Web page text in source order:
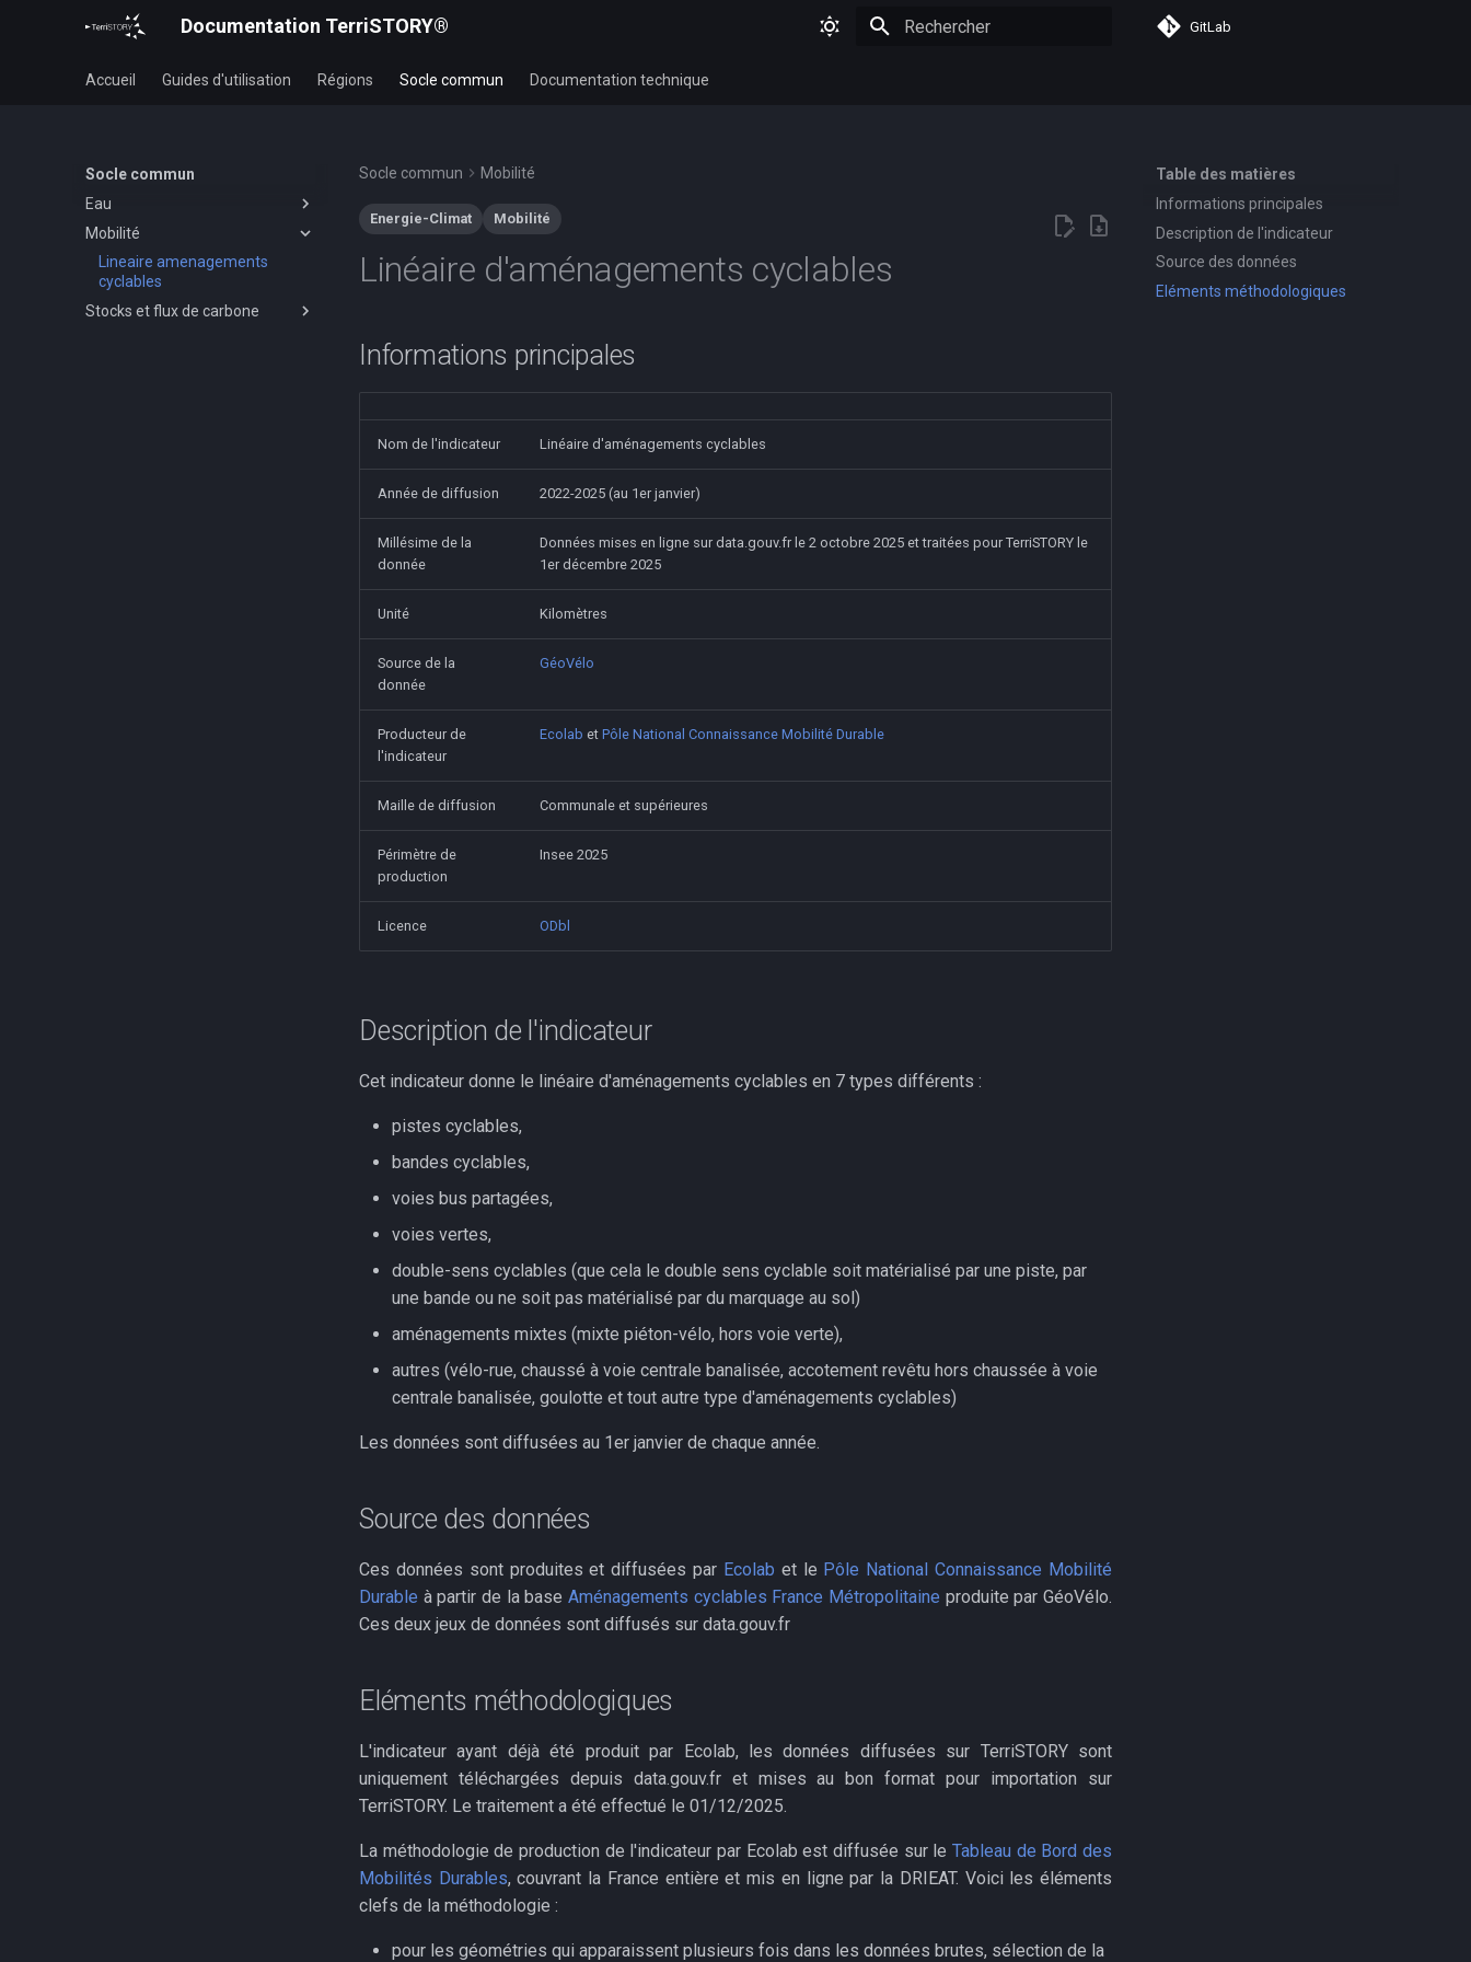
Documentation TerriSTORY® GitLab
Accueil Guides d'utilisation Régions Socle commun Documentation technique
Socle commun
Eau
Prelevements eau
Mobilité
Lineaire amenagements
cyclables
Stocks et flux de carbone
Table des matières
Informations principales
Description de l'indicateur
Source des données
Eléments méthodologiques
Socle commun Mobilité
Energie-Climat Mobilité
Linéaire d'aménagements cyclables
Informations principales
Nom de l'indicateur Linéaire d'aménagements cyclables
Année de diffusion 2022-2025 (au 1er janvier)
Millésime de la
donnée
Données mises en ligne sur data.gouv.fr le 2 octobre 2025 et traitées pour TerriSTORY le
1er décembre 2025
Unité Kilomètres
Source de la
donnée
GéoVélo
Producteur de
l'indicateur
Ecolab et Pôle National Connaissance Mobilité Durable
Maille de diffusion Communale et supérieures
Périmètre de
production
Insee 2025
Licence ODbl
Description de l'indicateur
Cet indicateur donne le linéaire d'aménagements cyclables en 7 types différents :
pistes cyclables,
bandes cyclables,
voies bus partagées,
voies vertes,
double-sens cyclables (que cela le double sens cyclable soit matérialisé par une piste, par
une bande ou ne soit pas matérialisé par du marquage au sol)
aménagements mixtes (mixte piéton-vélo, hors voie verte),
autres (vélo-rue, chaussé à voie centrale banalisée, accotement revêtu hors chaussée à voie
centrale banalisée, goulotte et tout autre type d'aménagements cyclables)
Les données sont diffusées au 1er janvier de chaque année.
Source des données
Ces données sont produites et diffusées par Ecolab et le Pôle National Connaissance Mobilité
Durable à partir de la baseAménagements cyclables France Métropolitaine produite par GéoVélo.
Ces deux jeux de données sont diffusés sur data.gouv.fr
Eléments méthodologiques
L'indicateur ayant déjà été produit par Ecolab, les données diffusées sur TerriSTORY sont
uniquement téléchargées depuis data.gouv.fr et mises au bon format pour importation sur
TerriSTORY. Le traitement a été effectué le 01/12/2025.
La méthodologie de production de l'indicateur par Ecolab est diffusée sur le Tableau de Bord des
Mobilités Durables, couvrant la France entière et mis en ligne par la DRIEAT. Voici les éléments
clefs de la méthodologie :
pour les géométries qui apparaissent plusieurs fois dans les données brutes, sélection de la